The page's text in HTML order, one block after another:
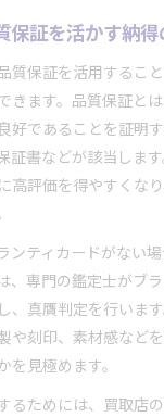
保証を活かす納
質保証を活用するこ
きます。品質保証と
好であることを証明す
証書などが該当しま
高評価を得やすくな
ンティカードがない
、専門の鑑定士がブ
、真贋判定を行いま
や刻印、素材感など
を見極めます。
るためには、買取店